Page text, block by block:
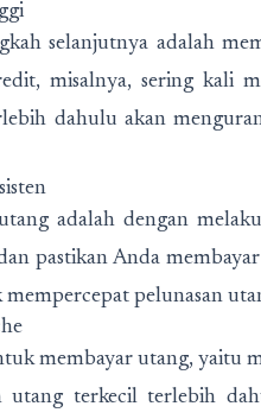
selanjutnya adalah
misalnya, sering kali
dahulu akan
adalah dengan
pastikan Anda
pelunasan
membayar utang, yaitu
utang terkecil terlebih